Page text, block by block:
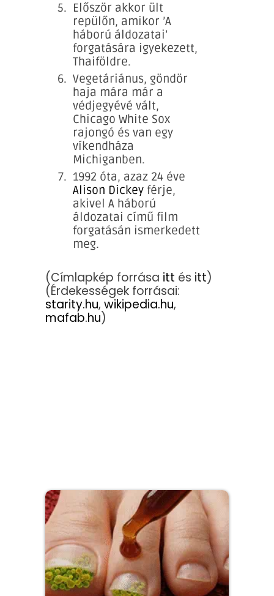
Először akkor ült
repülőn, amikor ’A
háború áldozatai’
forgatására igyekezett,
Thaiföldre.
Vegetáriánus, göndör
haja mára már a
védjegyévé vált,
Chicago White Sox
rajongó és van egy
víkendháza
Michiganben.
1992 óta, azaz 24 éve
Alison Dickey férje,
akivel A háború
áldozatai című film
forgatásán ismerkedett
meg.
(Címlapkép forrása itt és itt)
(Érdekességek forrásai:
starity.hu, wikipedia.hu,
mafab.hu)